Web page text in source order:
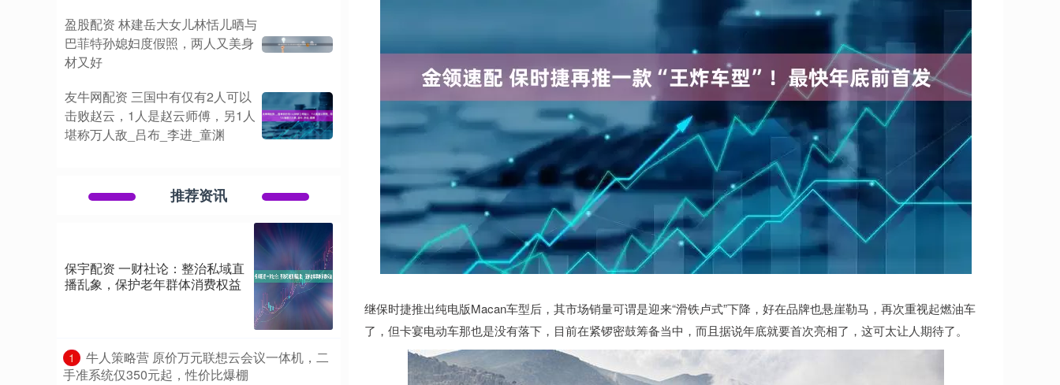
继保时捷推出纯电版Macan车型后，其市场销量可谓是迎来“滑铁卢式”下降，好在品牌也悬崖勒马，再次重视起燃油车
了，但卡宴电动车那也是没有落下，目前在紧锣密鼓筹备当中，而且据说年底就要首次亮相了，这可太让人期待了。
盈股配资 林建岳大女儿林恬儿晒与
巴菲特孙媳妇度假照，两人又美身
材又好
友牛网配资 三国中有仅有2人可以
击败赵云，1人是赵云师傅，另1人
堪称万人敌_吕布_李进_童渊
推荐资讯
保宇配资 一财社论：整治私域直
播乱象，保护老年群体消费权益
1
​牛人策略营 原价万元联想云会议一体机，二
手准系统仅350元起，性价比爆棚